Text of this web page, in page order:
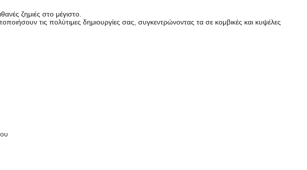
ζημιές στο μέγιστο.
τις πολύτιμες δημιουργίες σας, συγκεντρώνοντας τα σε κομβικές και κυψέλες